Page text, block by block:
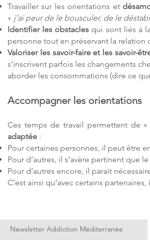
Travailler sur les orientations et
« j’ai peur de le bousculer, de le
Identifier les obstacles qui sont liés à
personne tout en préservant la relation
Valoriser les savoir-faire et les savoir-
s’inscrivent parfois les changements
aborder les consommations (dire ce
Accompagner les orientations
Ces temps de travail permettent de
adaptée :
Pour certaines personnes, il peut être
Pour d’autres, il s’avère pertinent que
Pour d’autres encore, il parait
C’est ainsi qu’avec certains
Newsletter Addiction Méditerranée